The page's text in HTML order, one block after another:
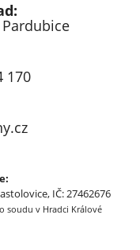
Pardubice
170
IČ: 27462676
soudu v Hradci Králové